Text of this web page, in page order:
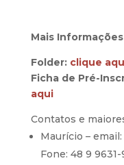
Mais
Folder: clique
Ficha de Pré-
aqui
Contatos e
Maurício –
Fone: 48 9